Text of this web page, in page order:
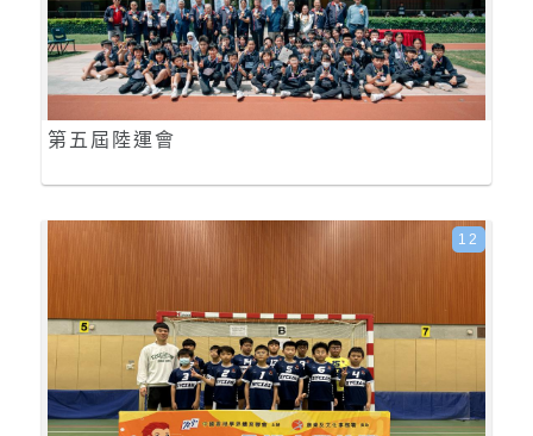
第五屆陸運會
12